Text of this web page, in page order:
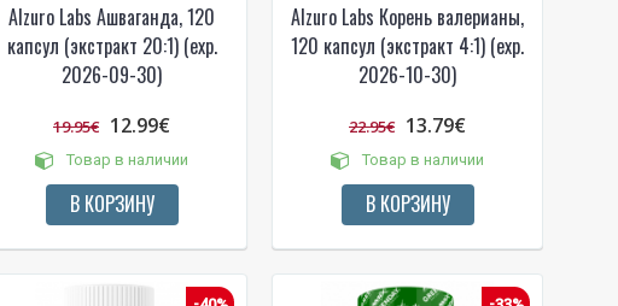
Alzuro Labs Ашваганда, 120
капсул (экстракт 20:1) (exp.
2026-09-30)
19.95€ 12.99€
Товар в наличии
В КОРЗИНУ
Alzuro Labs Корень валерианы,
120 капсул (экстракт 4:1) (exp.
2026-10-30)
22.95€ 13.79€
Товар в наличии
В КОРЗИНУ